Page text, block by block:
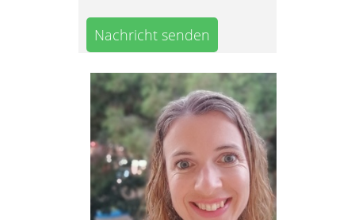
Nachricht senden